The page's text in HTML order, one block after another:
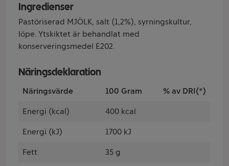
Ingredienser
Pastöriserad MJÖLK, salt (1,2%), syrningskultur,
löpe. Ytskiktet är behandlat med
konserveringsmedel E202.
Näringsdeklaration
Näringsvärde 100 Gram % av DRI(*)
Energi (kcal) 400 kcal
Energi (kJ) 1700 kJ
Fett 35 g